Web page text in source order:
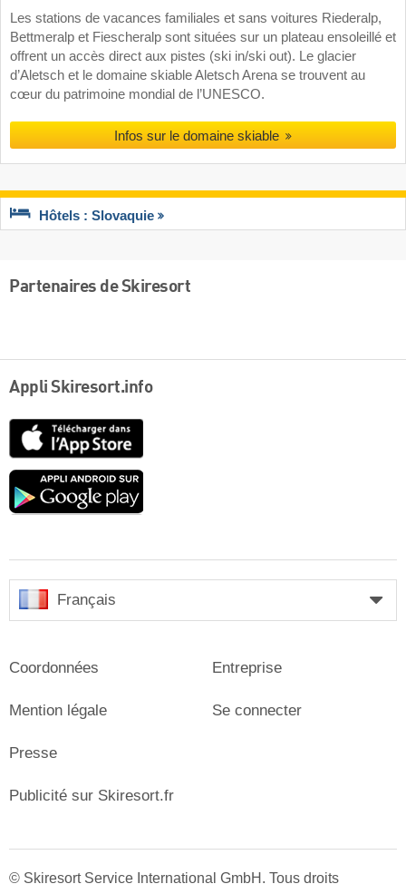
Les stations de vacances familiales et sans voitures Riederalp,
Bettmeralp et Fiescheralp sont situées sur un plateau ensoleillé et
offrent un accès direct aux pistes (ski in/ski out). Le glacier
d’Aletsch et le domaine skiable Aletsch Arena se trouvent au
cœur du patrimoine mondial de l’UNESCO.
Infos sur le domaine skiable
Hôtels : Slovaquie
Partenaires de Skiresort
Appli Skiresort.info
Google
Français
Coordonnées
Mention légale
Presse
Entreprise
Se connecter
Publicité sur Skiresort.fr
© Skiresort Service International GmbH. Tous droits